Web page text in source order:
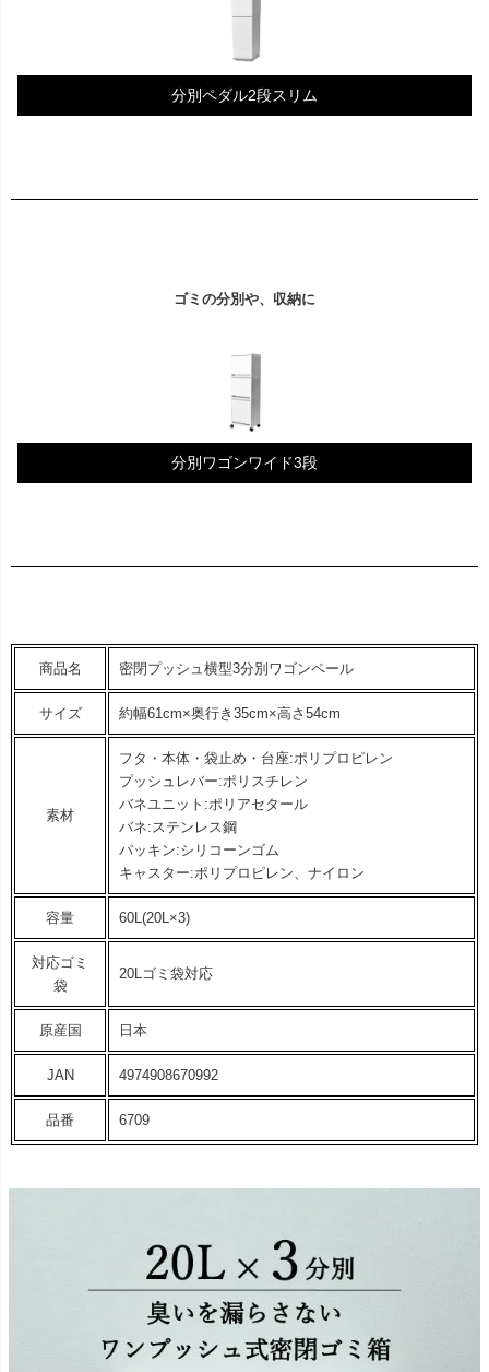
分別ペダル2段スリム
ゴミの分別や、収納に
分別ワゴンワイド3段
商品名 密閉プッシュ横型3分別ワゴンペール
サイズ 約幅61cm×奥行き35cm×高さ54cm
素材
フタ・本体・袋止め・台座:ポリプロピレン
プッシュレバー:ポリスチレン
バネユニット:ポリアセタール
バネ:ステンレス鋼
パッキン:シリコーンゴム
キャスター:ポリプロピレン、ナイロン
容量 60L(20L×3)
対応ゴミ
袋
20Lゴミ袋対応
原産国 日本
JAN 4974908670992
品番 6709